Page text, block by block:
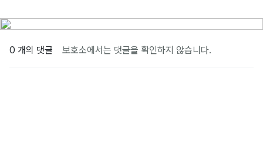
0 개의 댓글 보호소에서는 댓글을 확인하지 않습니다.